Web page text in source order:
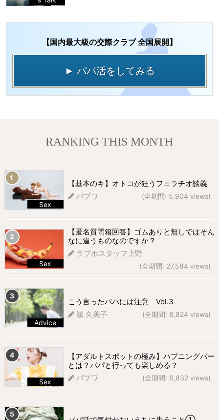
【国内最大級の交際クラブ 全国展開】
► パパ活をしてみる
RANKING THIS MONTH
Sex
【基本のキ】オトコが狂うフェラチオ談義
パプワ
(全期間: 5,904 views)
Sex
【匿名質問箱回答】ゴムありと無しではそん
なに違うものなのですか？
ラブホスタッフ上野
(全期間: 27,584 views)
Advice
こう言ったパパには注意 Vol.3
嶺 久美子
(全期間: 8,824 views)
Sex
【アダルトスポットの極み】ハプニングバー
とは？パパと行っても楽しめる？
パプワ
(全期間: 6,832 views)